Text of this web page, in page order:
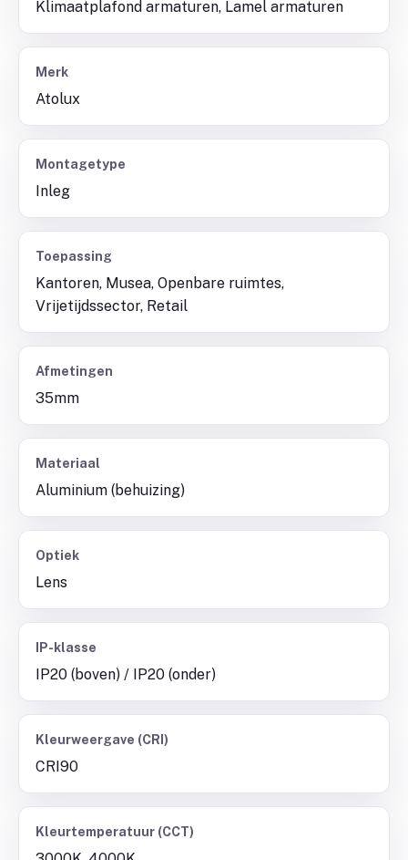
Klimaatplafond armaturen, Lamel armaturen
Merk
Atolux
Montagetype
Inleg
Toepassing
Kantoren, Musea, Openbare ruimtes,
Vrijetijdssector, Retail
Afmetingen
35mm
Materiaal
Aluminium (behuizing)
Optiek
Lens
IP-klasse
IP20 (boven) / IP20 (onder)
Kleurweergave (CRI)
CRI90
Kleurtemperatuur (CCT)